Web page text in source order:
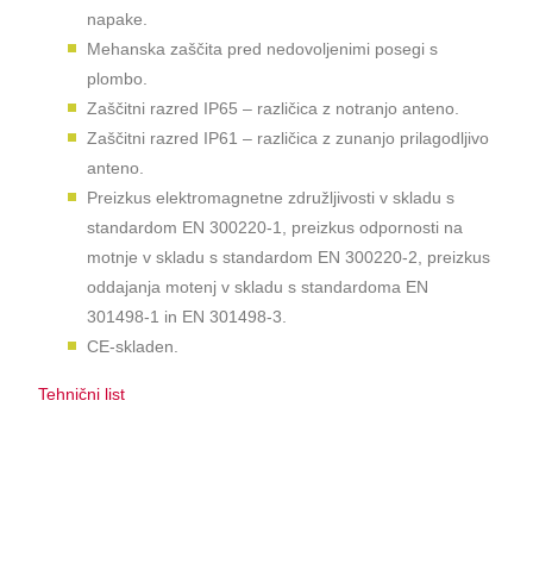
napake.
Mehanska zaščita pred nedovoljenimi posegi s
plombo.
Zaščitni razred IP65 – različica z notranjo anteno.
Zaščitni razred IP61 – različica z zunanjo prilagodljivo
anteno.
Preizkus elektromagnetne združljivosti v skladu s
standardom EN 300220-1, preizkus odpornosti na
motnje v skladu s standardom EN 300220-2, preizkus
oddajanja motenj v skladu s standardoma EN
301498-1 in EN 301498-3.
CE-skladen.
Tehnični list